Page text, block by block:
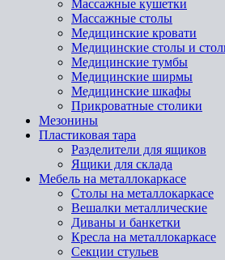
Массажные кушетки
Массажные столы
Медицинские кровати
Медицинские столы и
Медицинские тумбы
Медицинские ширмы
Медицинские шкафы
Прикроватные столики
Мезонины
Пластиковая тара
Разделители для ящиков
Ящики для склада
Мебель на металлокаркасе
Cтолы на металлокаркасе
Вешалки металлические
Диваны и банкетки
Кресла на металлокаркасе
Секции стульев